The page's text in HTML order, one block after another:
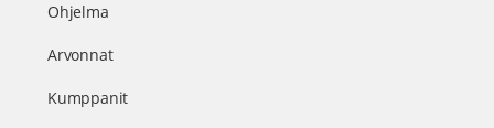
Ohjelma
Arvonnat
Kumppanit